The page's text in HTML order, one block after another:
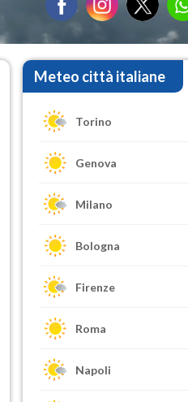
Meteo città italiane
Torino
Genova
Milano
Bologna
Firenze
Roma
Napoli